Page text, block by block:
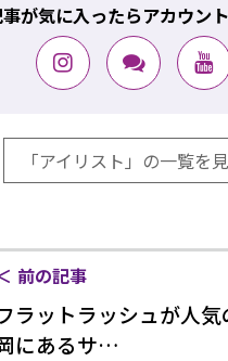
が気に入ったらアカウン
「アイリスト」の一覧を
前の記事
ラットラッシュが人気
にあるサ…